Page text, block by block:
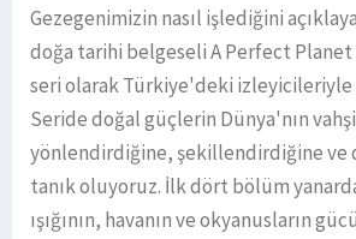
Gezegenimizin nasıl işlediğini
doğa tarihi belgeseli A Perfect
seri olarak Türkiye'deki
Seride doğal güçlerin Dünya'nın vahşi
yönlendirdiğine, şekillendirdiğine ve
tanık oluyoruz. İlk dört bölüm
ışığının, havanın ve okyanusların